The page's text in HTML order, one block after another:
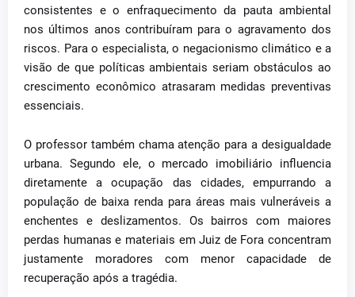
consistentes e o enfraquecimento da pauta ambiental
nos últimos anos contribuíram para o agravamento dos
riscos. Para o especialista, o negacionismo climático e a
visão de que políticas ambientais seriam obstáculos ao
crescimento econômico atrasaram medidas preventivas
essenciais.
O professor também chama atenção para a desigualdade
urbana. Segundo ele, o mercado imobiliário influencia
diretamente a ocupação das cidades, empurrando a
população de baixa renda para áreas mais vulneráveis a
enchentes e deslizamentos. Os bairros com maiores
perdas humanas e materiais em Juiz de Fora concentram
justamente moradores com menor capacidade de
recuperação após a tragédia.